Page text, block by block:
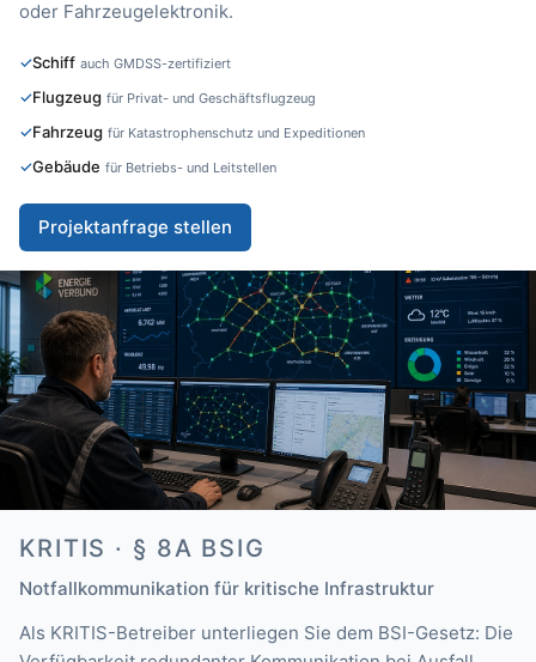
oder Fahrzeugelektronik.
Schiff auch GMDSS-zertifiziert
Flugzeug für Privat- und Geschäftsflugzeug
Fahrzeug für Katastrophenschutz und Expeditionen
Gebäude für Betriebs- und Leitstellen
Projektanfrage stellen
KRITIS · § 8A BSIG
Notfallkommunikation für kritische Infrastruktur
Als KRITIS-Betreiber unterliegen Sie dem BSI-Gesetz: Die